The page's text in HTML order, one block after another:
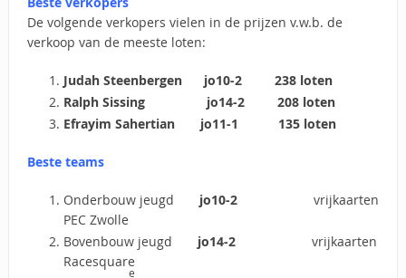
De volgende verkopers vielen in de prijzen v.w.b. de
verkoop van de meeste loten:
Judah Steenbergen jo10-2 238 loten
Ralph Sissing jo14-2 208 loten
Efrayim Sahertian jo11-1 135 loten
Beste teams
Onderbouw jeugd jo10-2
vrijkaarten
PEC Zwolle
Bovenbouw jeugd jo14-2
vrijkaarten
Racesquare
e